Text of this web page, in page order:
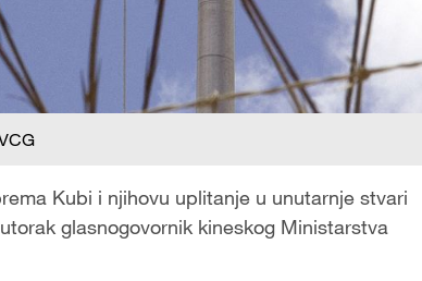
Kubi i njihovu uplitanje u unutarnje stvari
glasnogovornik kineskog Ministarstva